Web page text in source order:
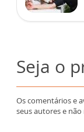
Seja o
Os comentários e
seus autores e